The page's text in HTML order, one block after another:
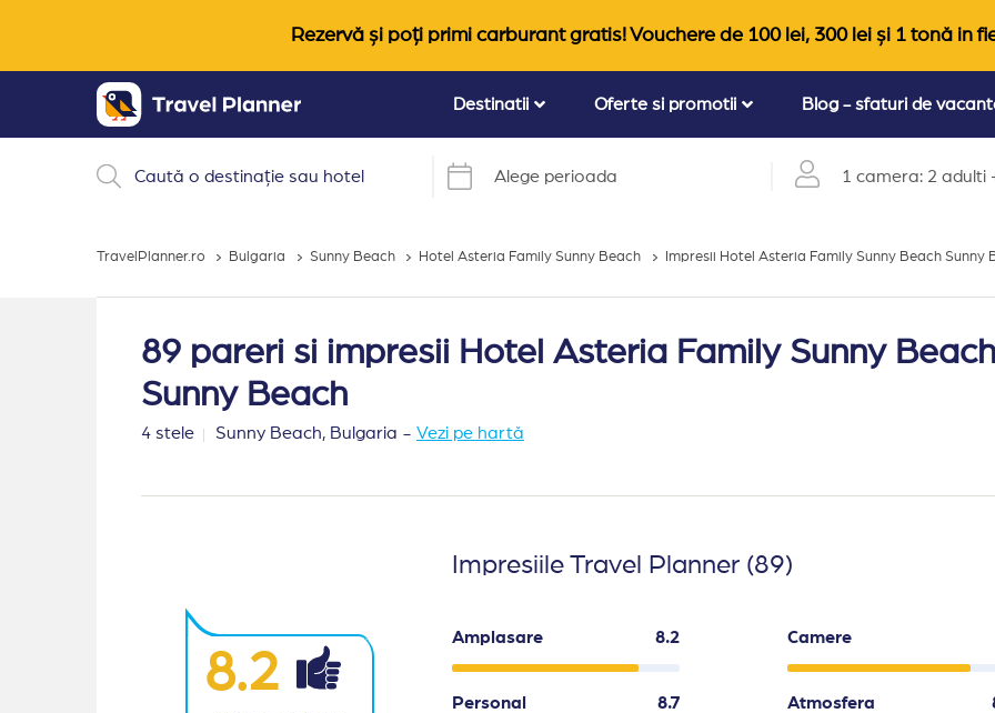
Rezervă și poți primi carburant gratis! Vouchere de 100 lei, 300 lei și 1 tonă in
Destinatii Oferte si promotii Blog - sfaturi de
Alege perioada 1 camera: 2 adulti
TravelPlanner.ro Bulgaria Sunny Beach Hotel Asteria Family Sunny Beach Impresii Hotel Asteria Family Sunny Beach Sunny
89 pareri si impresii Hotel Asteria Family Sunny Beach
Sunny Beach
4 stele Sunny Beach, Bulgaria - Vezi pe hartă
8.2
Impresiile Travel Planner (89)
Amplasare 8.2 Camere
Personal 8.7 Atmosfera